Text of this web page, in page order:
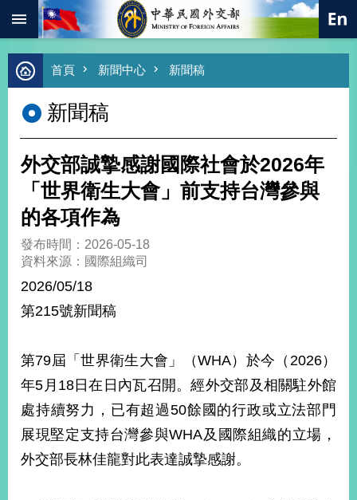
跳到主要內容區塊
進
階
尋
熱
總
合
外
交
值
經
濟
不
落
國
台
首頁 新聞中心 新聞稿
新聞稿
外交部誠摯感謝國際社會於2026年
「世界衛生大會」前支持台灣參與
的各項作為
發布時間：2026-05-18
資料來源：國際組織司
2026/05/18
第215號新聞稿
第79屆「世界衛生大會」（WHA）於今（2026）
年5月18日在日內瓦召開。經外交部及相關駐外館
處持續努力，已有超過50餘國的行政或立法部門
展現堅定支持台灣參與WHA及國際組織的立場，
外交部長林佳龍對此表達誠摯感謝。